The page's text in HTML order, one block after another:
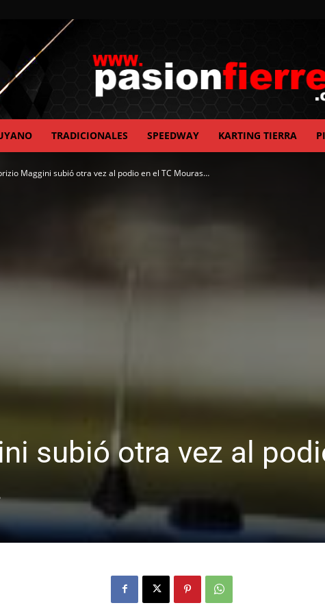
TRADICIONALES SPEEDWAY KARTING TIERRA
Maggini subió otra vez al podio en el TC Mouras…
subió otra vez al